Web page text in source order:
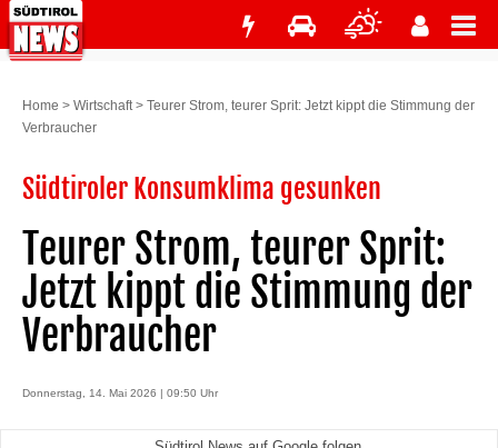
Home > Wirtschaft> Teurer Strom, teurer Sprit: Jetzt kippt die Stimmung der
Verbraucher
Südtiroler Konsumklima gesunken
Teurer Strom, teurer Sprit:
Jetzt kippt die Stimmung der
Verbraucher
Donnerstag, 14. Mai 2026 | 09:50 Uhr